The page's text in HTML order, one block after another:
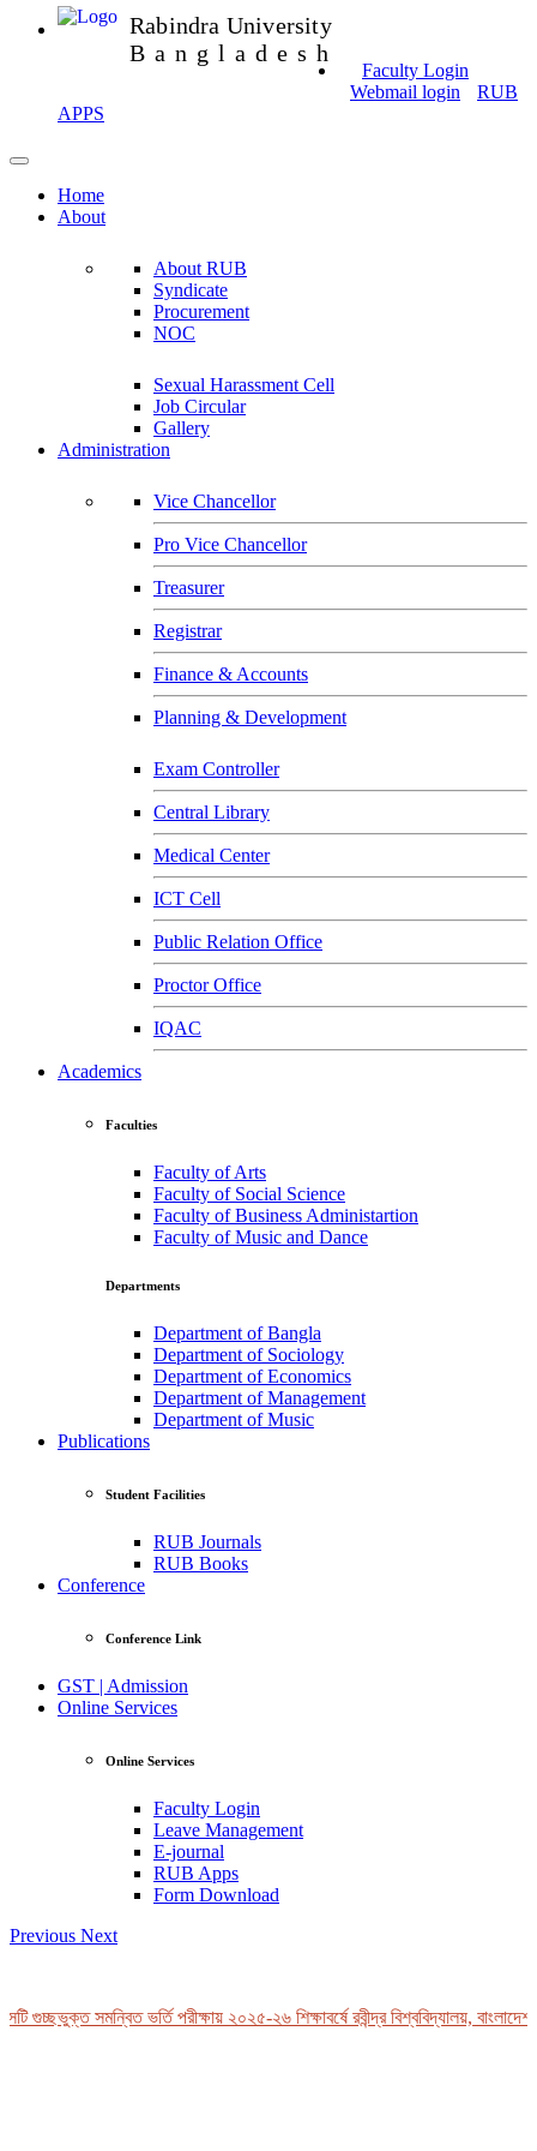
Rabindra University
Bangladesh
Faculty Login
Webmail login
RUB
APPS
Home
About
About RUB
Syndicate
Procurement
NOC
Sexual Harassment Cell
Job Circular
Gallery
Administration
Vice Chancellor
Pro Vice Chancellor
Treasurer
Registrar
Finance & Accounts
Planning & Development
Exam Controller
Central Library
Medical Center
ICT Cell
Public Relation Office
Proctor Office
IQAC
Academics
Faculties
Faculty of Arts
Faculty of Social Science
Faculty of Business Administartion
Faculty of Music and Dance
Departments
Department of Bangla
Department of Sociology
Department of Economics
Department of Management
Department of Music
Publications
Student Facilities
RUB Journals
RUB Books
Conference
Conference Link
GST | Admission
Online Services
Online Services
Faculty Login
Leave Management
E-journal
RUB Apps
Form Download
Previous Next
গুচ্ছভুক্ত সমন্বিত ভর্তি পরীক্ষায় ২০২৫-২৬ শিক্ষাবর্ষে রবীন্দ্র বিশ্ববিদ্যালয়,